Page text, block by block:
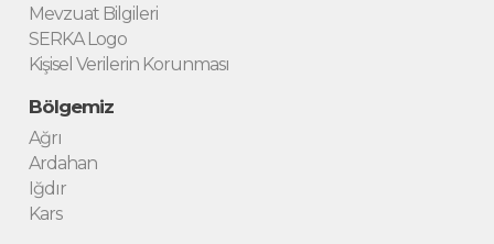
Mevzuat Bilgileri
SERKA Logo
Kişisel Verilerin Korunması
Bölgemiz
Ağrı
Ardahan
Iğdır
Kars